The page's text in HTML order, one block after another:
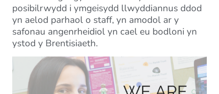
posibilrwydd i ymgeisydd llwyddiannus ddod
yn aelod parhaol o staff, yn amodol ar y
safonau angenrheidiol yn cael eu bodloni yn
ystod y Brentisiaeth.